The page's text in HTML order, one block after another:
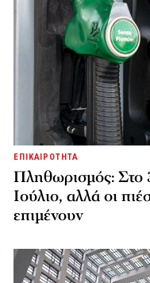
ΕΠΙΚΑΙΡΟΤΗΤΑ
Πληθωρισμός: Στο
Ιούλιο, αλλά οι
επιμένουν